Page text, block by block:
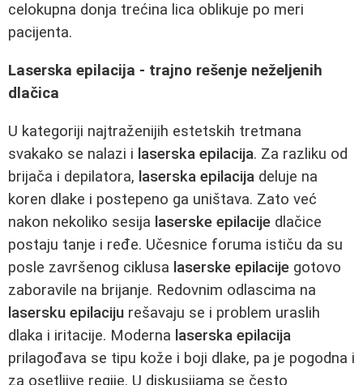
celokupna donja trećina lica oblikuje po meri
pacijenta.
Laserska epilacija - trajno rešenje neželjenih
dlačica
U kategoriji najtraženijih estetskih tretmana
svakako se nalazi i laserska epilacija. Za razliku od
brijača i depilatora, laserska epilacija deluje na
koren dlake i postepeno ga uništava. Zato već
nakon nekoliko sesija laserske epilacije dlačice
postaju tanje i ređe. Učesnice foruma ističu da su
posle završenog ciklusa laserske epilacije gotovo
zaboravile na brijanje. Redovnim odlascima na
lasersku epilaciju rešavaju se i problem uraslih
dlaka i iritacije. Moderna laserska epilacija
prilagođava se tipu kože i boji dlake, pa je pogodna i
za osetljive regije. U diskusijama se često